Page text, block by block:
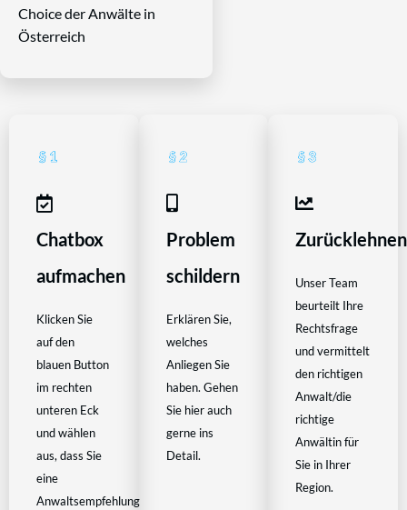
Choice der Anwälte in
Österreich
Chatbox
aufmachen
Klicken Sie
auf den
blauen Button
im rechten
unteren Eck
und wählen
aus, dass Sie
eine
Anwaltsempfehlung
Problem
schildern
Erklären Sie,
welches
Anliegen Sie
haben. Gehen
Sie hier auch
gerne ins
Detail.
Zurücklehnen
Unser Team
beurteilt Ihre
Rechtsfrage
und vermittelt
den richtigen
Anwalt/die
richtige
Anwältin für
Sie in Ihrer
Region.